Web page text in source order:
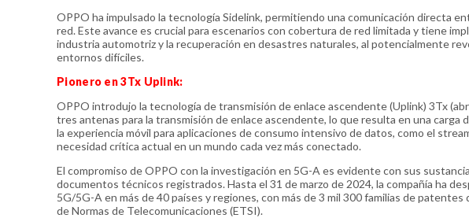
OPPO ha impulsado la tecnología Sidelink, permitiendo una comunicación directa
red. Este avance es crucial para escenarios con cobertura de red limitada y tiene
industria automotriz y la recuperación en desastres naturales, al potencialmente
entornos difíciles.
Pionero en 3Tx Uplink:
OPPO introdujo la tecnología de transmisión de enlace ascendente (Uplink) 3Tx
tres antenas para la transmisión de enlace ascendente, lo que resulta en una carga
la experiencia móvil para aplicaciones de consumo intensivo de datos, como el
necesidad crítica actual en un mundo cada vez más conectado.
El compromiso de OPPO con la investigación en 5G-A es evidente con sus
documentos técnicos registrados. Hasta el 31 de marzo de 2024, la compañía ha
5G/5G-A en más de 40 países y regiones, con más de 3 mil 300 familias de
de Normas de Telecomunicaciones (ETSI).